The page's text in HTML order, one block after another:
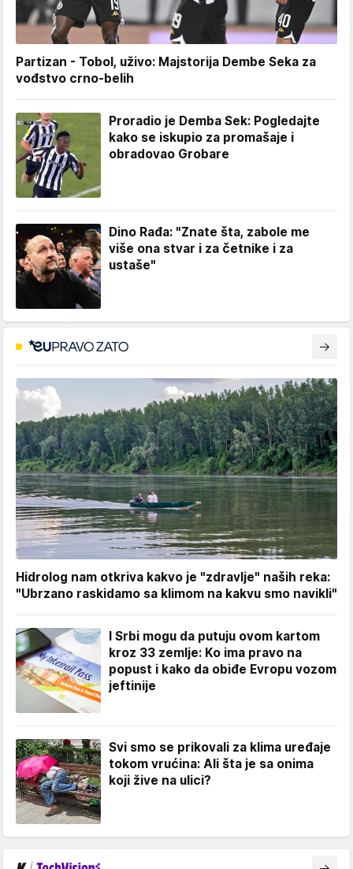
Partizan - Tobol, uživo: Majstorija Dembe Seka za
vođstvo crno-belih
Proradio je Demba Sek: Pogledajte
kako se iskupio za promašaje i
obradovao Grobare
Dino Rađa: "Znate šta, zabole me
više ona stvar i za četnike i za
ustaše"
Hidrolog nam otkriva kakvo je "zdravlje" naših reka:
"Ubrzano raskidamo sa klimom na kakvu smo navikli"
I Srbi mogu da putuju ovom kartom
kroz 33 zemlje: Ko ima pravo na
popust i kako da obiđe Evropu vozom
jeftinije
Svi smo se prikovali za klima uređaje
tokom vrućina: Ali šta je sa onima
koji žive na ulici?